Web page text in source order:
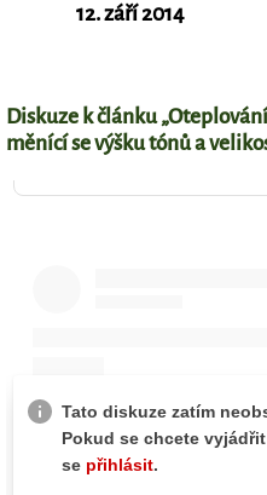
12. září 2014
Diskuze k článku
měnící se výšku tónů a